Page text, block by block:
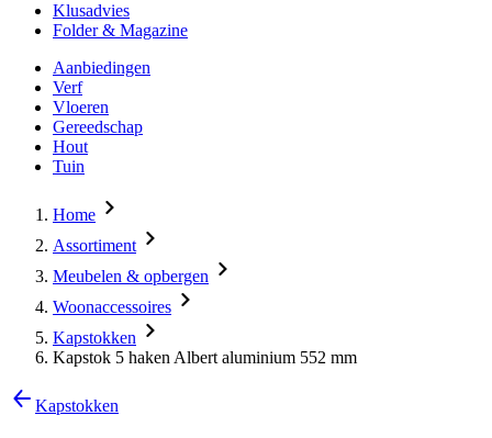
Klusadvies
Folder & Magazine
Aanbiedingen
Verf
Vloeren
Gereedschap
Hout
Tuin
Home
Assortiment
Meubelen & opbergen
Woonaccessoires
Kapstokken
Kapstok 5 haken Albert aluminium 552 mm
Kapstokken